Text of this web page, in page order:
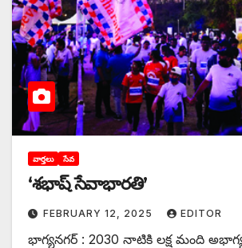
వార్తలు సేవ
‘శభాష్‌ సేవాభారతి’
FEBRUARY 12, 2025 EDITOR
భాగ్యనగర్‌ : 2030 నాటికి లక్ష మంది